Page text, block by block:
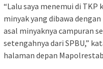
“Lalu saya menemui di
minyak yang dibawa
asal minyaknya campuran
setengahnya dari SPBU,”
halaman depan